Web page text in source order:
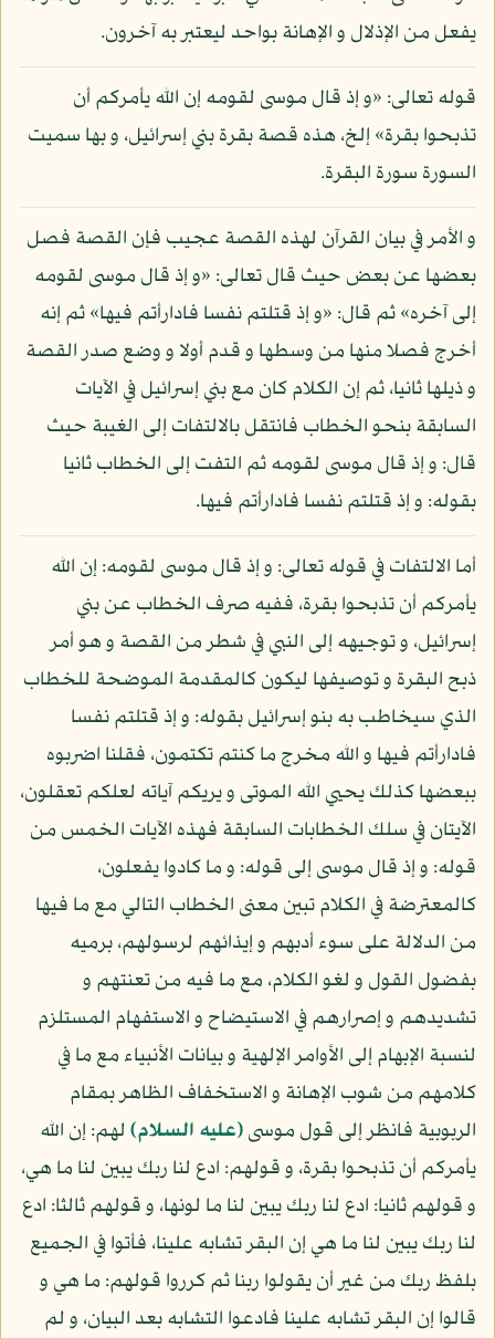
يفعل من الإذلال و الإهانة بواحد ليعتبر به آخرون.
قوله تعالى: «و إذ قال موسى لقومه إن الله يأمركم أن
تذبحوا بقرة» إلخ، هذه قصة بقرة بني إسرائيل، و بها سميت
السورة سورة البقرة.
و الأمر في بيان القرآن لهذه القصة عجيب فإن القصة فصل
بعضها عن بعض حيث قال تعالى: «و إذ قال موسى لقومه
إلى آخره» ثم قال: «و إذ قتلتم نفسا فادارأتم فيها» ثم إنه
أخرج فصلا منها من وسطها و قدم أولا و وضع صدر القصة
و ذيلها ثانيا، ثم إن الكلام كان مع بني إسرائيل في الآيات
السابقة بنحو الخطاب فانتقل بالالتفات إلى الغيبة حيث
قال: و إذ قال موسى لقومه ثم التفت إلى الخطاب ثانيا
بقوله: و إذ قتلتم نفسا فادارأتم فيها.
أما الالتفات في قوله تعالى: و إذ قال موسى لقومه: إن الله
يأمركم أن تذبحوا بقرة، ففيه صرف الخطاب عن بني
إسرائيل، و توجيهه إلى النبي في شطر من القصة و هو أمر
ذبح البقرة و توصيفها ليكون كالمقدمة الموضحة للخطاب
الذي سيخاطب به بنو إسرائيل بقوله: و إذ قتلتم نفسا
فادارأتم فيها و الله مخرج ما كنتم تكتمون، فقلنا اضربوه
ببعضها كذلك يحيي الله الموتى و يريكم آياته لعلكم تعقلون،
الآيتان في سلك الخطابات السابقة فهذه الآيات الخمس من
قوله: و إذ قال موسى إلى قوله: و ما كادوا يفعلون،
كالمعترضة في الكلام تبين معنى الخطاب التالي مع ما فيها
من الدلالة على سوء أدبهم و إيذائهم لرسولهم، برميه
بفضول القول و لغو الكلام، مع ما فيه من تعنتهم و
تشديدهم و إصرارهم في الاستيضاح و الاستفهام المستلزم
لنسبة الإبهام إلى الأوامر الإلهية و بيانات الأنبياء مع ما في
كلامهم من شوب الإهانة و الاستخفاف الظاهر بمقام
الربوبية فانظر إلى قول موسى(عليه السلام)لهم: إن الله
يأمركم أن تذبحوا بقرة، و قولهم: ادع لنا ربك يبين لنا ما هي،
و قولهم ثانيا: ادع لنا ربك يبين لنا ما لونها، و قولهم ثالثا: ادع
لنا ربك يبين لنا ما هي إن البقر تشابه علينا، فأتوا في الجميع
بلفظ ربك من غير أن يقولوا ربنا ثم كرروا قولهم: ما هي و
قالوا إن البقر تشابه علينا فادعوا التشابه بعد البيان، و لم